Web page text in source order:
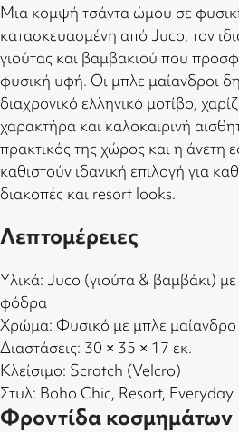
Μια κομψή τσάντα ώμου σε
κατασκευασμένη από Juco, τον
γιούτας και βαμβακιού που
φυσική υφή. Οι μπλε μαίανδροι
διαχρονικό ελληνικό μοτίβο,
χαρακτήρα και καλοκαιρινή
πρακτικός της χώρος και η
καθιστούν ιδανική επιλογή για
διακοπές και resort looks.
Λεπτομέρειες
Υλικά: Juco (γιούτα & βαμβάκι)
φόδρα
Χρώμα: Φυσικό με μπλε μαίανδρο
Διαστάσεις: 30 × 35 × 17 εκ.
Κλείσιμο: Scratch (Velcro)
Στυλ: Boho Chic, Resort, Everyday
Φροντίδα κοσμημάτων